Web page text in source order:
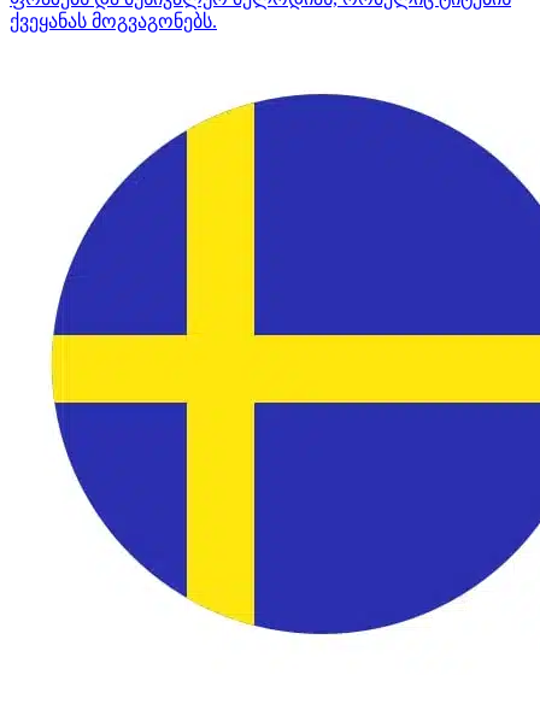
ქვეყანას მოგვაგონებს.